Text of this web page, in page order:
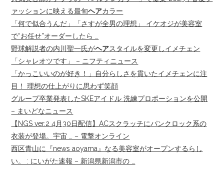
ァッションに映える最旬ヘアカラー
「何で似合うんだ」「さすが全男の理想」 イケオジが美容室
で“お任せ”オーダーしたら …
野球解説者の内川聖一氏がヘアスタイルを変更しイメチェン
「シャレオツです」 – ニフティニュース
「かっこいいのが好き！」自分らしさを貫いたイメチェンに注
目！ 理想の仕上がりに思わず笑顔
グループ卒業発表したSKEアイドル 洗練プロポーションを公開
– まいどなニュース
【NGS ver.2 4月30日配信】ACスクラッチにパンクロック系の
衣装が登場。宇宙 … – 電撃オンライン
西区青山に『news aoyama』なる美容室がオープンするらし
い。 : にいがた速報 – 新潟県新潟市の …